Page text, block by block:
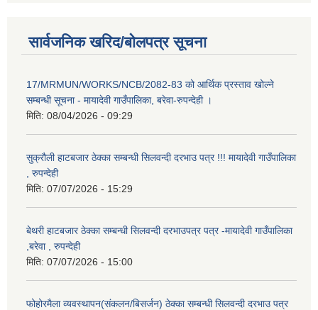
सार्वजनिक खरिद/बोलपत्र सूचना
17/MRMUN/WORKS/NCB/2082-83 को आर्थिक प्रस्ताव खोल्ने
सम्बन्धी सूचना - मायादेवी गाउँपालिका, बरेवा-रुपन्देही ।
मिति: 08/04/2026 - 09:29
सुक्रौली हाटबजार ठेक्का सम्बन्धी सिलवन्दी दरभाउ पत्र !!! मायादेवी गाउँपालिका
, रुपन्देही
मिति: 07/07/2026 - 15:29
बेथरी हाटबजार ठेक्का सम्बन्धी सिलवन्दी दरभाउपत्र पत्र -मायादेवी गाउँपालिका
,बरेवा , रुपन्देही
मिति: 07/07/2026 - 15:00
फोहोरमैला व्यवस्थापन(संकलन/बिसर्जन) ठेक्का सम्बन्धी सिलवन्दी दरभाउ पत्र